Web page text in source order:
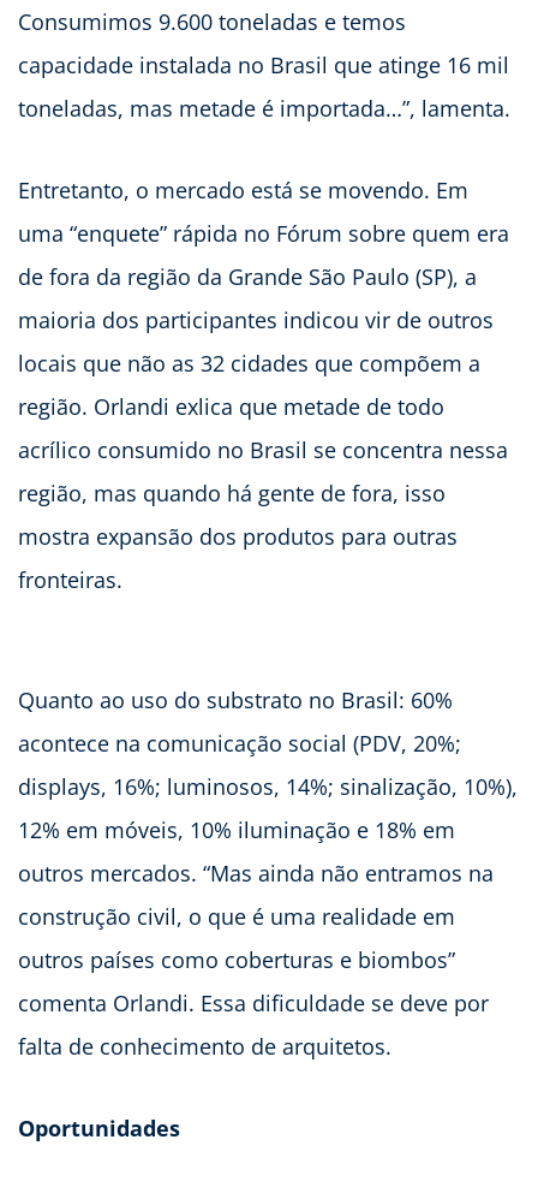
Consumimos 9.600 toneladas e temos
capacidade instalada no Brasil que atinge 16 mil
toneladas, mas metade é importada…”, lamenta.
Entretanto, o mercado está se movendo. Em
uma “enquete” rápida no Fórum sobre quem era
de fora da região da Grande São Paulo (SP), a
maioria dos participantes indicou vir de outros
locais que não as 32 cidades que compõem a
região. Orlandi exlica que metade de todo
acrílico consumido no Brasil se concentra nessa
região, mas quando há gente de fora, isso
mostra expansão dos produtos para outras
fronteiras.
Quanto ao uso do substrato no Brasil: 60%
acontece na comunicação social (PDV, 20%;
displays, 16%; luminosos, 14%; sinalização, 10%),
12% em móveis, 10% iluminação e 18% em
outros mercados. “Mas ainda não entramos na
construção civil, o que é uma realidade em
outros países como coberturas e biombos”
comenta Orlandi. Essa dificuldade se deve por
falta de conhecimento de arquitetos.
Oportunidades